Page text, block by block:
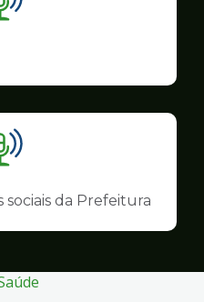
sociais da Prefeitura